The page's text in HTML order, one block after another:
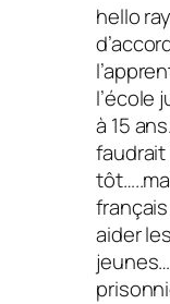
hello
l’école
à 15
aider